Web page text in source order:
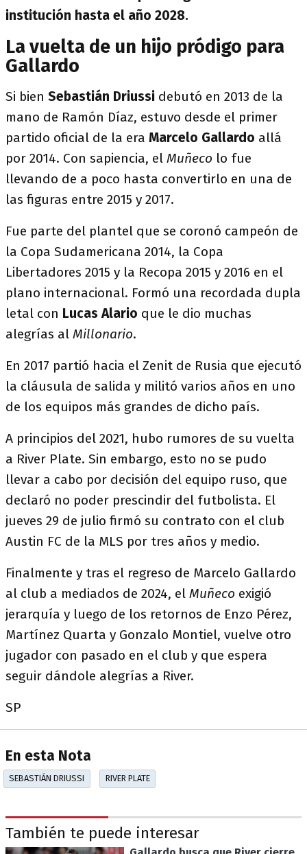
institución hasta el año 2028.
La vuelta de un hijo pródigo para
Gallardo
Si bien Sebastián Driussi debutó en 2013 de la
mano de Ramón Díaz, estuvo desde el primer
partido oficial de la era Marcelo Gallardo allá
por 2014. Con sapiencia, el Muñeco lo fue
llevando de a poco hasta convertirlo en una de
las figuras entre 2015 y 2017.
Fue parte del plantel que se coronó campeón de
la Copa Sudamericana 2014, la Copa
Libertadores 2015 y la Recopa 2015 y 2016 en el
plano internacional. Formó una recordada dupla
letal con Lucas Alario que le dio muchas
alegrías al Millonario.
En 2017 partió hacia el Zenit de Rusia que ejecutó
la cláusula de salida y militó varios años en uno
de los equipos más grandes de dicho país.
A principios del 2021, hubo rumores de su vuelta
a River Plate. Sin embargo, esto no se pudo
llevar a cabo por decisión del equipo ruso, que
declaró no poder prescindir del futbolista.​ El
jueves 29 de julio firmó su contrato con el club
Austin FC de la MLS por tres años y medio.​
Finalmente y tras el regreso de Marcelo Gallardo
al club a mediados de 2024, el Muñeco exigió
jerarquía y luego de los retornos de Enzo Pérez,
Martínez Quarta y Gonzalo Montiel, vuelve otro
jugador con pasado en el club y que espera
seguir dándole alegrías a River.
SP
En esta Nota
SEBASTIÁN DRIUSSI RIVER PLATE
También te puede interesar